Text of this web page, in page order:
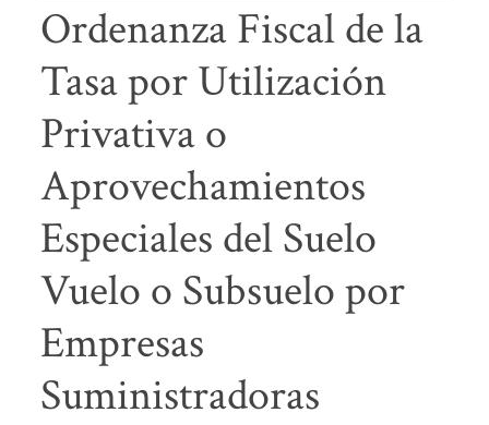
Ordenanza Fiscal de la
Tasa por Utilización
Privativa o
Aprovechamientos
Especiales del Suelo
Vuelo o Subsuelo por
Empresas
Suministradoras